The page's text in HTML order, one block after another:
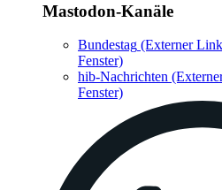
Mastodon-Kanäle
Bundestag (Externer
Fenster)
hib-Nachrichten
Fenster)